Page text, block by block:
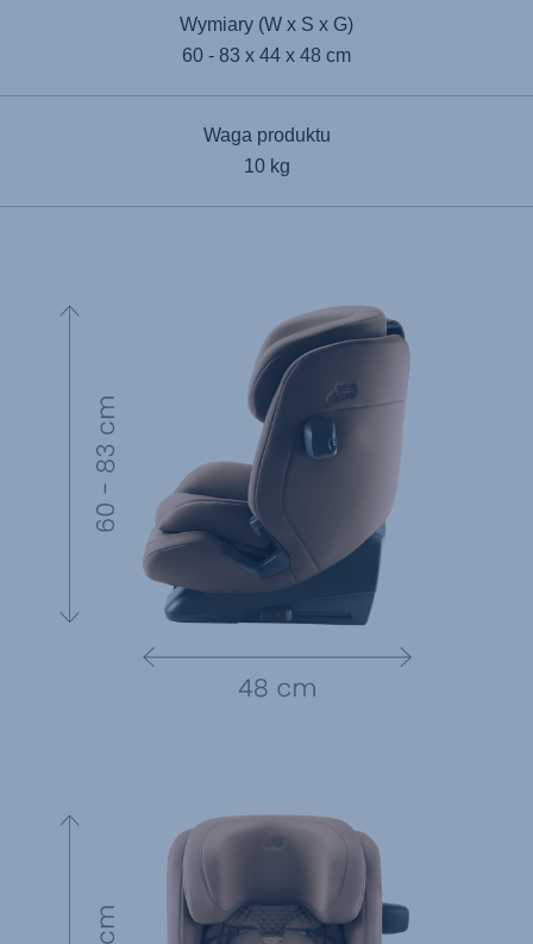
Wymiary (W x S x G)
60 - 83 x 44 x 48 cm
Waga produktu
10 kg